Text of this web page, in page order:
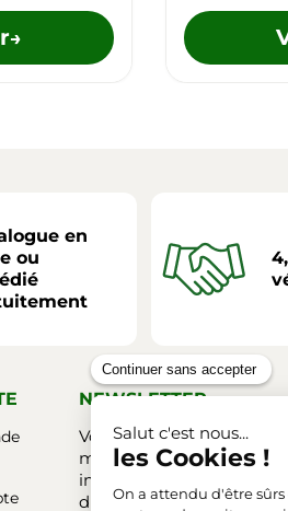
→
en
ou
NEWSLETTER
Vous pouvez vous
moment. Vous trouverez
informations de contact
d'utilisation du site.